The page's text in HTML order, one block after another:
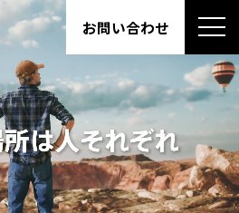
お問い合わせ